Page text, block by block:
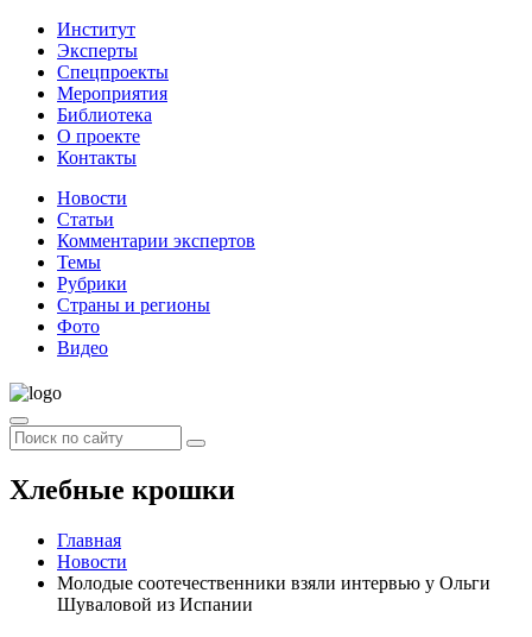
Институт
Эксперты
Спецпроекты
Мероприятия
Библиотека
О проекте
Контакты
Новости
Статьи
Комментарии экспертов
Темы
Рубрики
Страны и регионы
Фото
Видео
Хлебные крошки
Главная
Новости
Молодые соотечественники взяли интервью у Ольги
Шуваловой из Испании